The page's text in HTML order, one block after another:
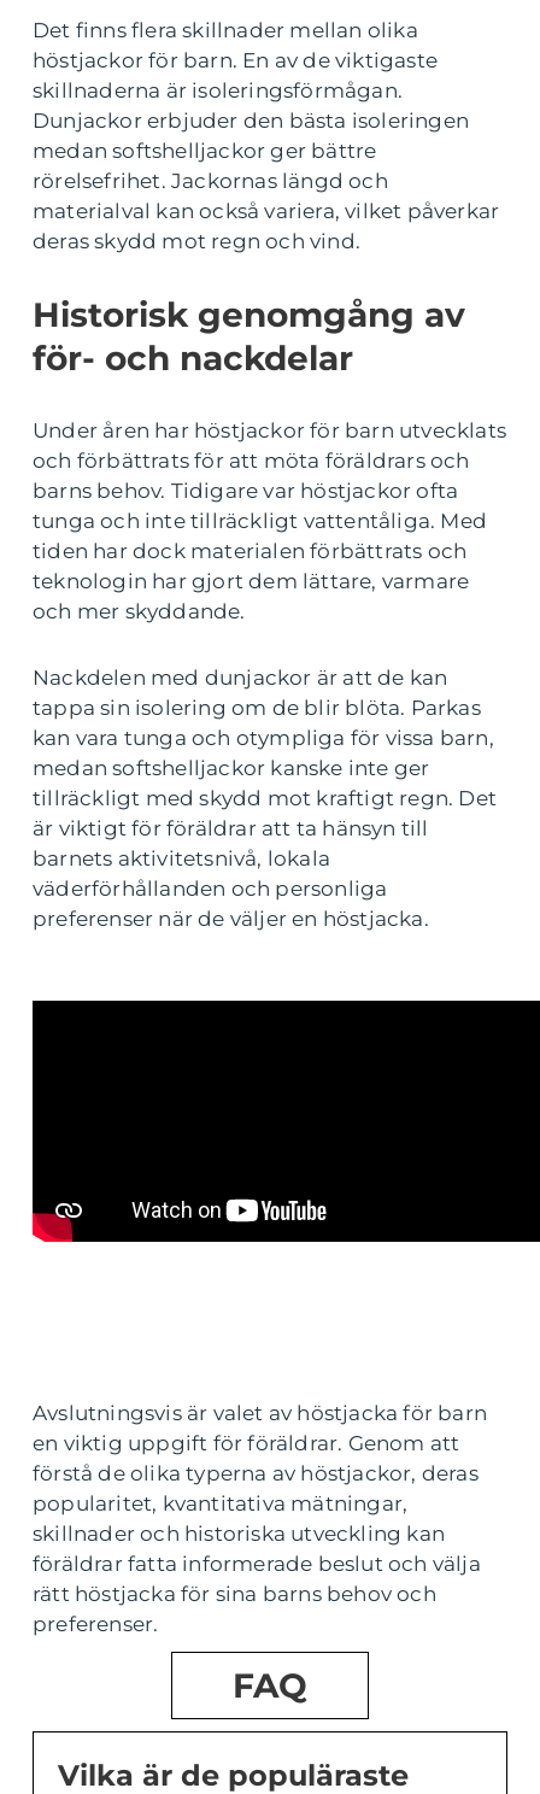
Det finns flera skillnader mellan olika
höstjackor för barn. En av de viktigaste
skillnaderna är isoleringsförmågan.
Dunjackor erbjuder den bästa isoleringen
medan softshelljackor ger bättre
rörelsefrihet. Jackornas längd och
materialval kan också variera, vilket påverkar
deras skydd mot regn och vind.
Historisk genomgång av
för- och nackdelar
Under åren har höstjackor för barn utvecklats
och förbättrats för att möta föräldrars och
barns behov. Tidigare var höstjackor ofta
tunga och inte tillräckligt vattentåliga. Med
tiden har dock materialen förbättrats och
teknologin har gjort dem lättare, varmare
och mer skyddande.
Nackdelen med dunjackor är att de kan
tappa sin isolering om de blir blöta. Parkas
kan vara tunga och otympliga för vissa barn,
medan softshelljackor kanske inte ger
tillräckligt med skydd mot kraftigt regn. Det
är viktigt för föräldrar att ta hänsyn till
barnets aktivitetsnivå, lokala
väderförhållanden och personliga
preferenser när de väljer en höstjacka.
Avslutningsvis är valet av höstjacka för barn
en viktig uppgift för föräldrar. Genom att
förstå de olika typerna av höstjackor, deras
popularitet, kvantitativa mätningar,
skillnader och historiska utveckling kan
föräldrar fatta informerade beslut och välja
rätt höstjacka för sina barns behov och
preferenser.
FAQ
Vilka är de populäraste